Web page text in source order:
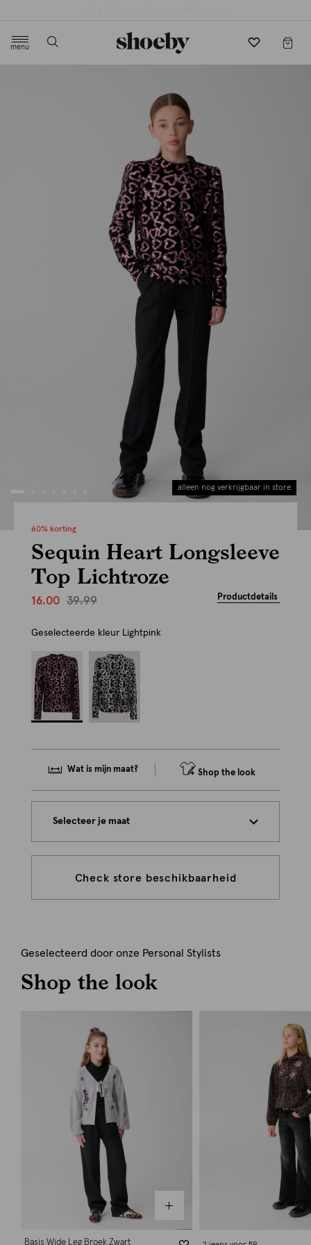
menu
alleen nog verkrijgbaar in store
60% korting
Sequin Heart Longsleeve
Top Lichtroze
16.00 39.99 Productdetails
Geselecteerde kleur Lightpink
Wat is mijn maat? Shop the look
Selecteer je maat
Check store beschikbaarheid
Geselecteerd door onze Personal Stylists
Shop the look
Basis Wide Leg Broek Zwart